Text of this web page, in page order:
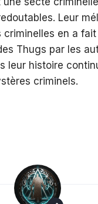
Leur
en a
Thugs par les
leur histoire
criminels.